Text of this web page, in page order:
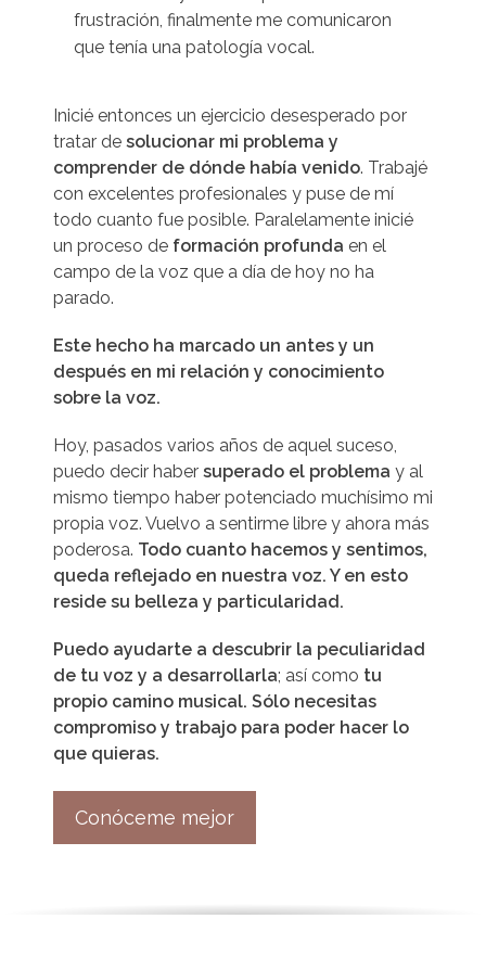
frustración, finalmente me comunicaron
que tenía una patología vocal.
Inicié entonces un ejercicio desesperado por
tratar de solucionar mi problema y
comprender de dónde había venido. Trabajé
con excelentes profesionales y puse de mí
todo cuanto fue posible. Paralelamente inicié
un proceso deformación profunda en el
campo de la voz que a día de hoy no ha
parado.
Este hecho ha marcado un antes y un
después en mi relación y conocimiento
sobre la voz.
Hoy, pasados varios años de aquel suceso,
puedo decir haber superado el problema y al
mismo tiempo haber potenciado muchísimo mi
propia voz. Vuelvo a sentirme libre y ahora más
poderosa. Todo cuanto hacemos y sentimos,
queda reflejado en nuestra voz. Y en esto
reside su belleza y particularidad.
Puedo ayudarte a descubrir la peculiaridad
de tu voz y a desarrollarla; así como tu
propio camino musical. Sólo necesitas
compromiso y trabajo para poder hacer lo
que quieras.
Conóceme mejor